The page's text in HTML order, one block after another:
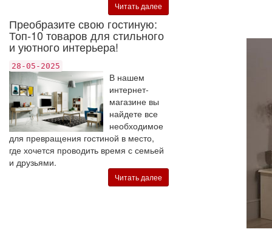
Читать далее
Преобразите свою гостиную:
Топ-10 товаров для стильного
и уютного интерьера!
28-05-2025
В нашем
интернет-
магазине вы
найдете все
необходимое
для превращения гостиной в место,
где хочется проводить время с семьей
и друзьями.
Читать далее